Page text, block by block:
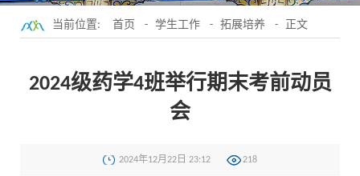
当前位置: 首页 - 学生工作 - 拓展培养 - 正文
2024级药学4班举行期末考前动员
会
2024年12月22日 23:12 218